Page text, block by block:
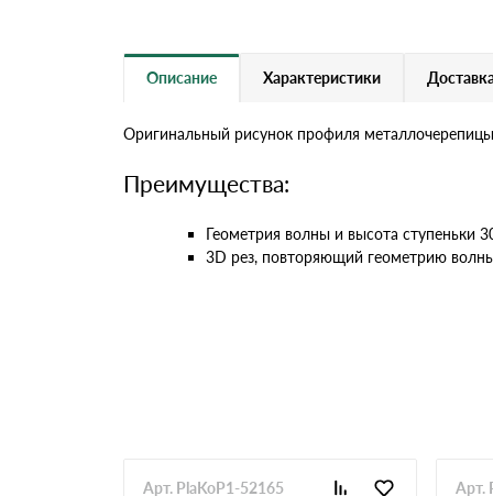
RAL 6002
Описание Характеристики
Оригинальный рисунок профиля
Преимущества:
Геометрия волны и высота ступеньки
3D рез, повторяющий геометрию
Арт. PlaKoP1-52165 Арт.